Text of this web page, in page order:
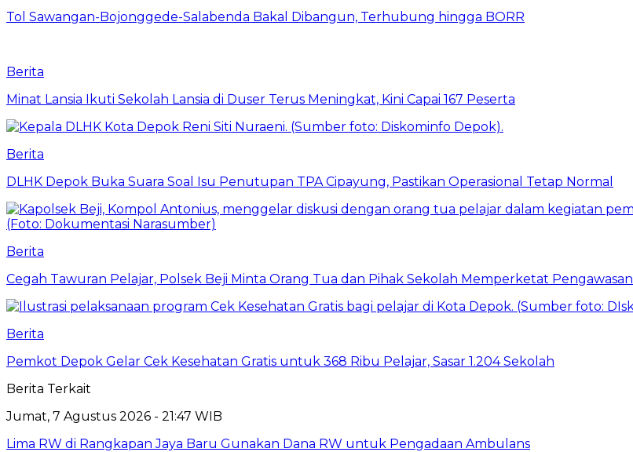
Tol Sawangan-Bojonggede-Salabenda Bakal Dibangun, Terhubung hingga BORR
Berita
Minat Lansia Ikuti Sekolah Lansia di Duser Terus Meningkat, Kini Capai 167 Peserta
Berita
DLHK Depok Buka Suara Soal Isu Penutupan TPA Cipayung, Pastikan Operasional Tetap Normal
Berita
Cegah Tawuran Pelajar, Polsek Beji Minta Orang Tua dan Pihak Sekolah Memperketat Pengawasan
Berita
Pemkot Depok Gelar Cek Kesehatan Gratis untuk 368 Ribu Pelajar, Sasar 1.204 Sekolah
Berita Terkait
Jumat, 7 Agustus 2026 - 21:47 WIB
Lima RW di Rangkapan Jaya Baru Gunakan Dana RW untuk Pengadaan Ambulans